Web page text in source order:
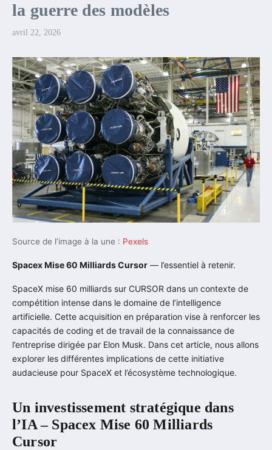
la guerre des modèles
avril 22, 2026
Source de l’image à la une : Pexels
Spacex Mise 60 Milliards Cursor — l’essentiel à retenir.
SpaceX mise 60 milliards sur CURSOR dans un contexte de
compétition intense dans le domaine de l’intelligence
artificielle. Cette acquisition en préparation vise à renforcer les
capacités de coding et de travail de la connaissance de
l’entreprise dirigée par Elon Musk. Dans cet article, nous allons
explorer les différentes implications de cette initiative
audacieuse pour SpaceX et l’écosystème technologique.
Un investissement stratégique dans
l’IA – Spacex Mise 60 Milliards
Cursor